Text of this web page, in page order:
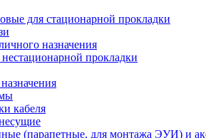
для стационарной прокладки
назначения
прокладки
кабеля
(парапетные, для монтажа ЭУИ) и